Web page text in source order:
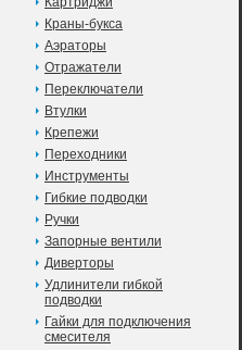
Краны-букса
Аэраторы
Отражатели
Переключатели
Втулки
Крепежи
Переходники
Инструменты
Гибкие подводки
Ручки
Запорные вентили
Диверторы
Удлинители гибкой
подводки
Гайки для подключения
смесителя